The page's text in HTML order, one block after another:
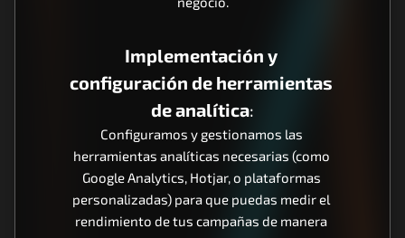
Implementación y
configuración de herramientas
de analítica:
Configuramos y gestionamos las
herramientas analíticas necesarias (como
Google Analytics, Hotjar, o plataformas
personalizadas) para que puedas medir el
rendimiento de tus campañas de manera